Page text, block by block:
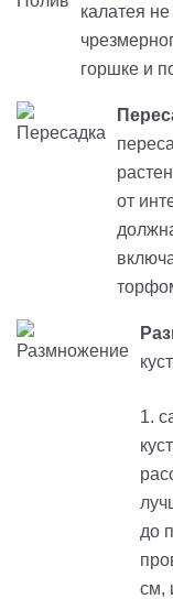
калатея
горшке и
от
1.
до
см,